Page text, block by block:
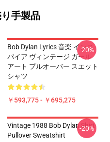
手製品
Bob Dylan Lyrics 音楽 インス
パイア ヴィンテージ ガール
アート プルオーバー スエット
シャツ
￥593,775 - ￥695,275
-20%
Vintage 1988 Bob Dylan Shirt
Pullover Sweatshirt
-20%